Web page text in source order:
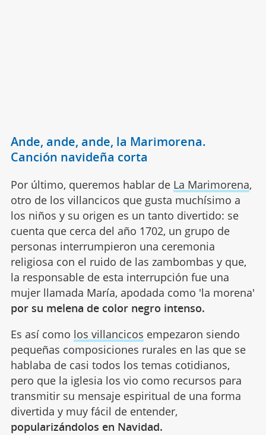
Ande, ande, ande, la Marimorena.
Canción navideña corta
Por último, queremos hablar de La Marimorena,
otro de los villancicos que gusta muchísimo a
los niños y su origen es un tanto divertido: se
cuenta que cerca del año 1702, un grupo de
personas interrumpieron una ceremonia
religiosa con el ruido de las zambombas y que,
la responsable de esta interrupción fue una
mujer llamada María, apodada como 'la morena'
por su melena de color negro intenso.
Es así como los villancicos empezaron siendo
pequeñas composiciones rurales en las que se
hablaba de casi todos los temas cotidianos,
pero que la iglesia los vio como recursos para
transmitir su mensaje espiritual de una forma
divertida y muy fácil de entender,
popularizándolos en Navidad.